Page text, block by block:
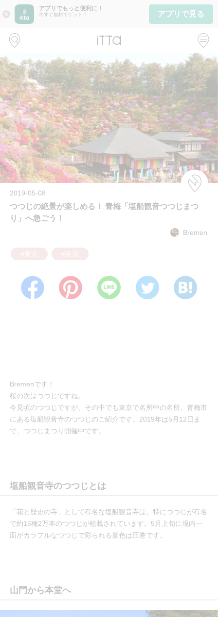
close
アプリでもっと便利に！
今すぐ無料でゲット！ アプリで見る
2019-05-08
つつじの絶景が楽しめる！ 青梅「塩船観音つつじまつ
り」へ急ごう！
Bremen
Bremenです！
桜の次はつつじですね。
今見頃のつつじですが、その中でも東京で名所中の名所、青梅市
にある塩船観音寺のつつじのご紹介です。2019年は5月12日ま
で、つつじまつり開催中です。
塩船観音寺のつつじとは
「花と歴史の寺」として有名な塩船観音寺は、特につつじが有名
で約15種2万本のつつじが植栽されています。5月上旬に境内一
面がカラフルなつつじで彩られる景色は圧巻です。
山門から本堂へ